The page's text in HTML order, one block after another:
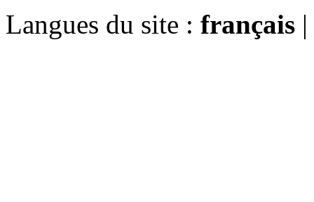
Langues du site : français |